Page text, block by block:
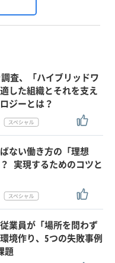
×
コラボレーション
索する
査、「ハイブリッドワ
した組織とそれを支え
ジーとは？
ない働き方の「理想
実現するためのコツと
業員が「場所を問わず
境作り、5つの失敗事例
題